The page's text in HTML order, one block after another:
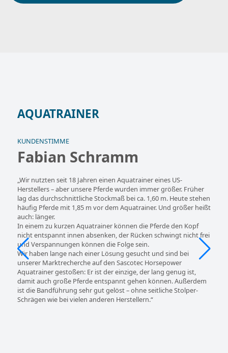
AQUATRAINER
KUNDENSTIMME
Fabian Schramm
„Wir nutzten seit 18 Jahren einen Aquatrainer eines US-
Herstellers – aber unsere Pferde wurden immer größer. Früher
lag das durchschnittliche Stockmaß bei ca. 1,60 m. Heute stehen
häufig Pferde mit 1,85 m vor dem Aquatrainer. Und größer heißt
auch: länger.
In einem zu kurzen Aquatrainer können die Pferde den Kopf
nicht entspannt innen absenken, der Rücken schwingt nicht frei
und Verspannungen können die Folge sein.
Wir haben lange nach einer Lösung gesucht und sind bei
unserer Marktrecherche auf den Sascotec Horsepower
Aquatrainer gestoßen: Er ist der einzige, der lang genug ist,
damit auch große Pferde entspannt gehen können. Außerdem
ist die Bandführung sehr gut gelöst – ohne seitliche Stolper-
Schrägen wie bei vielen anderen Herstellern.“